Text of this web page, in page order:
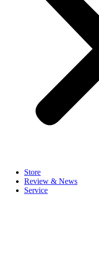
Store
Review & News
Service